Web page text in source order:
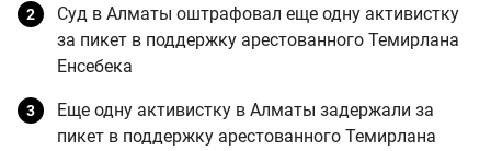
Суд в Алматы оштрафовал еще одну активистку
за пикет в поддержку арестованного Темирлана
Енсебека
Еще одну активистку в Алматы задержали за
пикет в поддержку арестованного Темирлана